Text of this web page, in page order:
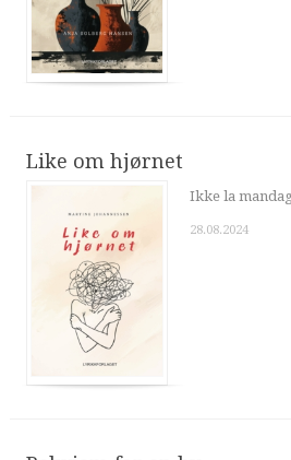
Like om hjørnet
Ikke la
28.08.2024